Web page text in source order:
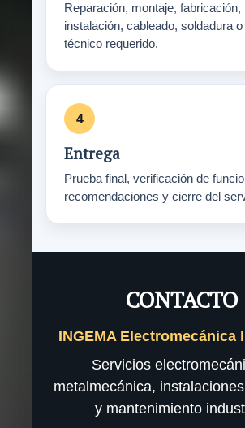
Reparación, montaje, fabricación,
instalación, cableado, soldadura
técnico requerido.
Entrega
Prueba final, verificación de
recomendaciones y cierre del
CONTACTO
INGEMA Electromecánica
Servicios
metalmecánica,
y mantenimiento